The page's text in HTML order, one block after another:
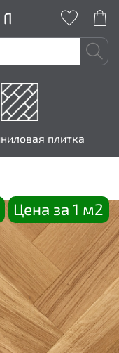
плитка
Цена за 1 м2